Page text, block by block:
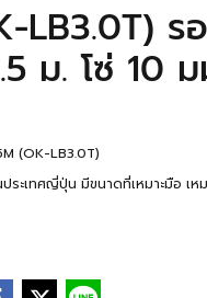
LB3.0T) ร
ม. โซ่ 10
(OK-LB3.0T)
ระเทศญี่ปุ่น มีขนาดที่เหมาะมือ เห